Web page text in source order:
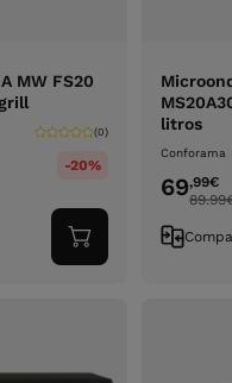
MW FS20
(0)
-20%
Adicionar
ao
litros
Conforama
69,99€
89.99